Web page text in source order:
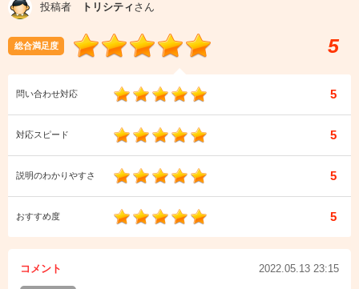
投稿者 トリシティ さん
総合満足度 5
問い合わせ対応 5
対応スピード 5
説明のわかりやすさ 5
おすすめ度 5
コメント 2022.05.13 23:15